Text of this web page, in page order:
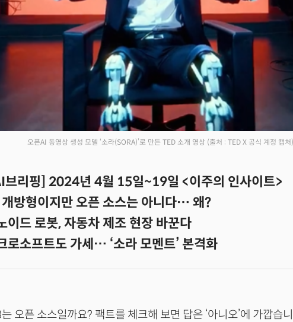
오픈AI 동영상 생성 모델 ‘소라(SORA)’로 만든 TED 소개 영상 (출처 : TED X 공식 계정 캡처)
브리핑] 2024년 4월 15일~19일 <이주의 인사이트>
방형이지만 오픈 소스는 아니다… 왜?
드 로봇, 자동차 제조 현장 바꾼다
소프트도 가세… ‘소라 모멘트’ 본격화
오픈 소스일까요? 팩트를 체크해 보면 답은 ‘아니오’에 가깝습